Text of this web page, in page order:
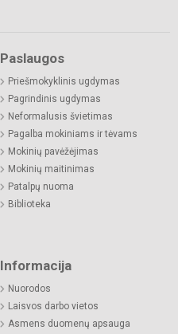
Paslaugos
Priešmokyklinis ugdymas
Pagrindinis ugdymas
Neformalusis švietimas
Pagalba mokiniams ir tėvams
Mokinių pavėžėjimas
Mokinių maitinimas
Patalpų nuoma
Biblioteka
Informacija
Nuorodos
Laisvos darbo vietos
Asmens duomenų apsauga